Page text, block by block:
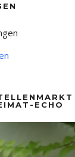
ECHO
Player